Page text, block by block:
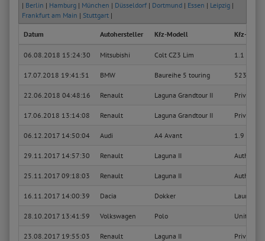
| Berlin | Hamburg | München | Düsseldorf | Dortmund | Essen | Leipzig |
Frankfurt am Main | Stuttgart |
Datum Autohersteller Kfz-Modell Kfz-Typ
06.08.2018 15:24:30 Mitsubishi Colt CZ3 Lim 1.1
17.07.2018 19:41:51 BMW Baureihe 5 touring 523i
22.06.2018 04:48:16 Renault Laguna Grandtour II Privilege
17.06.2018 13:14:08 Renault Laguna Grandtour II Privilege
06.12.2017 14:50:04 Audi A4 Avant 1.9 TDI
29.11.2017 14:57:30 Renault Laguna II
25.11.2017 09:18:03 Renault Laguna II
16.11.2017 14:00:39 Dacia Dokker Laureate
28.10.2017 13:41:59 Volkswagen Polo United
23.08.2017 19:55:03 Renault Laguna II Privilege